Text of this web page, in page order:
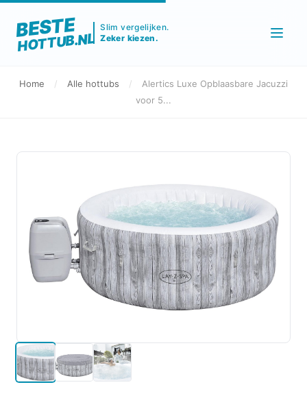
BESTE
HOTTUB.NL
Slim vergelijken.
Zeker kiezen.
Home / Alle hottubs /
Alertics Luxe Opblaasbare Jacuzzi
voor 5...